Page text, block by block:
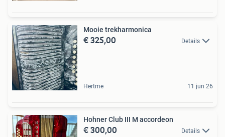
Mooie trekharmonica
€ 325,00 Details
Hertme 11 jun 26
Hohner Club III M accordeon
€ 300,00 Details